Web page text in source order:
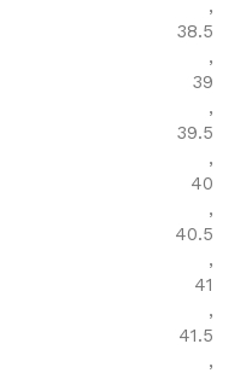
,
38.5
,
39
,
39.5
,
40
,
40.5
,
41
,
41.5
,